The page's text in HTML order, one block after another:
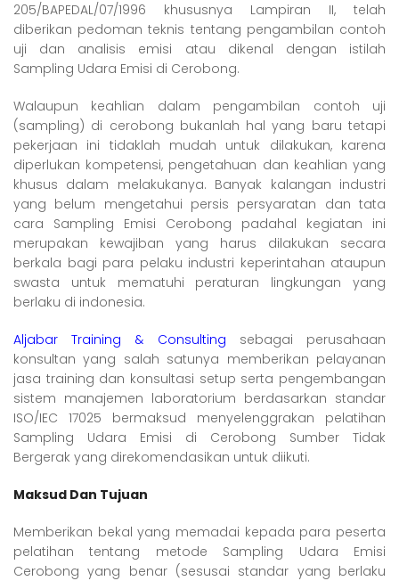
205/BAPEDAL/07/1996 khususnya Lampiran II, telah
diberikan pedoman teknis tentang pengambilan contoh
uji dan analisis emisi atau dikenal dengan istilah
Sampling Udara Emisi di Cerobong.
Walaupun keahlian dalam pengambilan contoh uji
(sampling) di cerobong bukanlah hal yang baru tetapi
pekerjaan ini tidaklah mudah untuk dilakukan, karena
diperlukan kompetensi, pengetahuan dan keahlian yang
khusus dalam melakukanya. Banyak kalangan industri
yang belum mengetahui persis persyaratan dan tata
cara Sampling Emisi Cerobong padahal kegiatan ini
merupakan kewajiban yang harus dilakukan secara
berkala bagi para pelaku industri keperintahan ataupun
swasta untuk mematuhi peraturan lingkungan yang
berlaku di indonesia.
Aljabar Training & Consulting sebagai perusahaan
konsultan yang salah satunya memberikan pelayanan
jasa training dan konsultasi setup serta pengembangan
sistem manajemen laboratorium berdasarkan standar
ISO/IEC 17025 bermaksud menyelenggrakan pelatihan
Sampling Udara Emisi di Cerobong Sumber Tidak
Bergerak yang direkomendasikan untuk diikuti.
Maksud Dan Tujuan
Memberikan bekal yang memadai kepada para peserta
pelatihan tentang metode Sampling Udara Emisi
Cerobong yang benar (sesusai standar yang berlaku